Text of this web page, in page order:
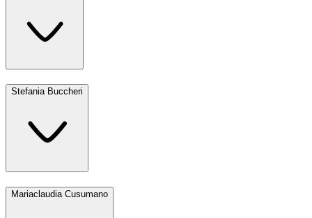
Stefania Buccheri
Mariaclaudia Cusumano